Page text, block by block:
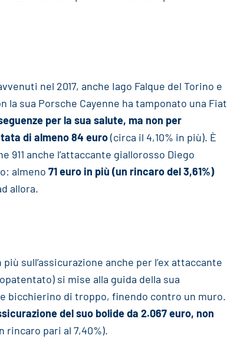
nel 2017, anche Iago Falque del Torino e
la sua Porsche Cayenne ha tamponato una Fiat
per la sua salute, ma non per
di almeno 84 euro(circa il 4,10% in più). È
911 anche l’attaccante giallorosso Diego
almeno 71 euro in più (un rincaro del 3,61%)
allora.
sull’assicurazione anche per l’ex attaccante
si mise alla guida della sua
bicchierino di troppo, finendo contro un muro.
del suo bolide da 2.067 euro, non
rincaro pari al 7,40%).